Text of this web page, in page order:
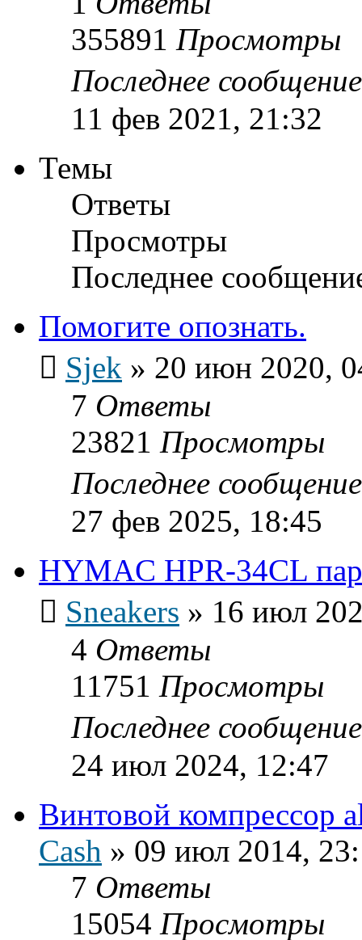
355891 Просмотры
Последнее
11 фев 2021, 21:32
Темы
Ответы
Просмотры
Последнее
Помогите опознать.
Sjek » 20 июн 2020,
7 Ответы
23821 Просмотры
Последнее
27 фев 2025, 18:45
HYMAC HPR-34CL
Sneakers » 16 июл
4 Ответы
11751 Просмотры
Последнее
24 июл 2024, 12:47
Винтовой компрессор
Cash » 09 июл 2014,
7 Ответы
15054 Просмотры